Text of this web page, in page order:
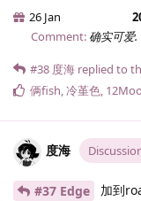
26 Jan
Comment:确实可爱.
#38 度海 replied to
俩fish 冷堇色
度海
#37 Edge 加到